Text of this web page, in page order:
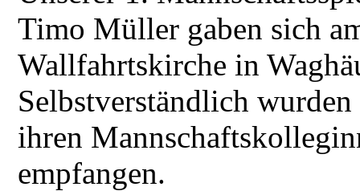
Timo Müller gaben sich
Wallfahrtskirche in
Selbstverständlich
ihren
empfangen.